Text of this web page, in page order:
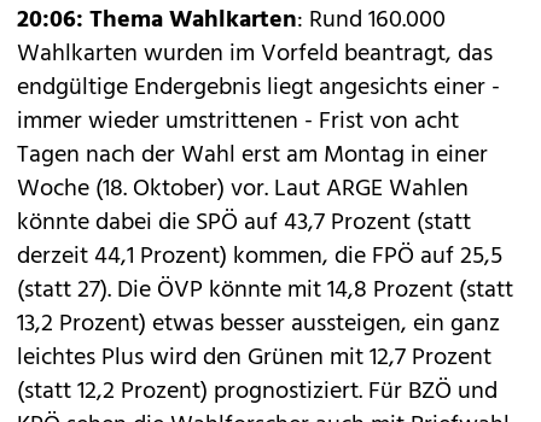
20:06:Thema Wahlkarten: Rund 160.000
Wahlkarten wurden im Vorfeld beantragt, das
endgültige Endergebnis liegt angesichts einer -
immer wieder umstrittenen - Frist von acht
Tagen nach der Wahl erst am Montag in einer
Woche (18. Oktober) vor. Laut ARGE Wahlen
könnte dabei die SPÖ auf 43,7 Prozent (statt
derzeit 44,1 Prozent) kommen, die FPÖ auf 25,5
(statt 27). Die ÖVP könnte mit 14,8 Prozent (statt
13,2 Prozent) etwas besser aussteigen, ein ganz
leichtes Plus wird den Grünen mit 12,7 Prozent
(statt 12,2 Prozent) prognostiziert. Für BZÖ und